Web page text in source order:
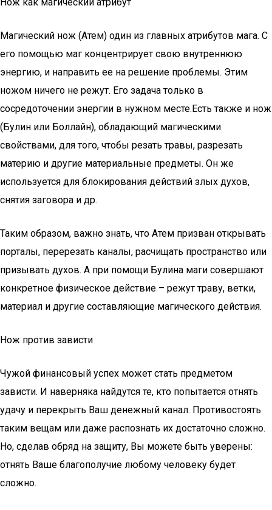
Магический нож (Атем) один из главных атрибутов мага. С
его помощью маг концентрирует свою внутреннюю
энергию, и направить ее на решение проблемы. Этим
ножом ничего не режут. Его задача только в
сосредоточении энергии в нужном месте.Есть также и нож
(Булин или Боллайн), обладающий магическими
свойствами, для того, чтобы резать травы, разрезать
материю и другие материальные предметы. Он же
используется для блокирования действий злых духов,
снятия заговора и др.
Таким образом, важно знать, что Атем призван открывать
порталы, перерезать каналы, расчищать пространство или
призывать духов. А при помощи Булина маги совершают
конкретное физическое действие – режут траву, ветки,
материал и другие составляющие магического действия.
Нож против зависти
Чужой финансовый успех может стать предметом
зависти. И наверняка найдутся те, кто попытается отнять
удачу и перекрыть Ваш денежный канал. Противостоять
таким вещам или даже распознать их достаточно сложно.
Но, сделав обряд на защиту, Вы можете быть уверены:
отнять Ваше благополучие любому человеку будет
сложно.